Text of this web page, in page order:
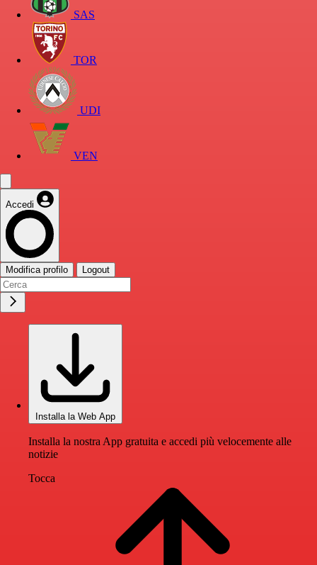
SAS
TOR
UDI
VEN
Accedi
Modifica profilo Logout
Installa la Web App
Installa la nostra App gratuita e accedi più velocemente alle
notizie
Tocca